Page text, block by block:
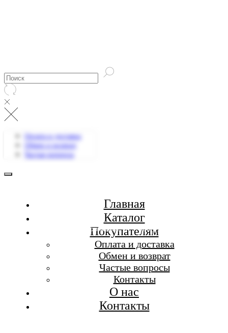
Бесплатная доставка при заказе от 7 000 р.
Оплата и доставка
Обмен и возврат
Частые вопросы
Главная
Каталог
Покупателям
Оплата и доставка
Обмен и возврат
Частые вопросы
Контакты
О нас
Контакты